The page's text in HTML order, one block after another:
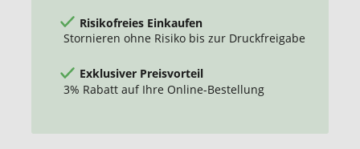
Risikofreies Einkaufen
Stornieren ohne Risiko bis zur Druckfreigabe
Exklusiver Preisvorteil
3% Rabatt auf Ihre Online-Bestellung